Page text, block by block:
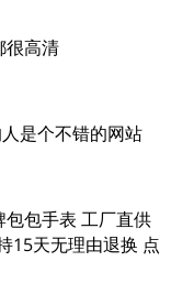
很高清
是个不错的网站
包包手表 工厂直供
15天无理由退换 点